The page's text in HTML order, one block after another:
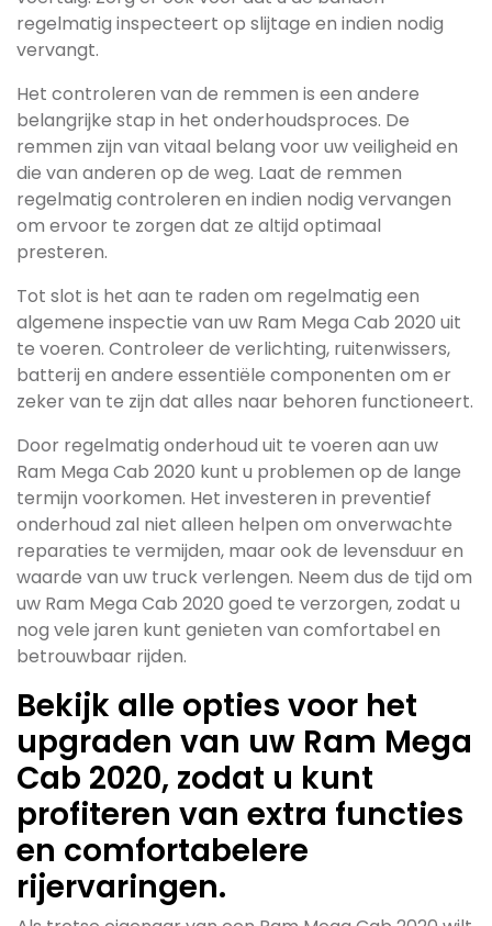
regelmatig inspecteert op slijtage en indien nodig
vervangt.
Het controleren van de remmen is een andere
belangrijke stap in het onderhoudsproces. De
remmen zijn van vitaal belang voor uw veiligheid en
die van anderen op de weg. Laat de remmen
regelmatig controleren en indien nodig vervangen
om ervoor te zorgen dat ze altijd optimaal
presteren.
Tot slot is het aan te raden om regelmatig een
algemene inspectie van uw Ram Mega Cab 2020 uit
te voeren. Controleer de verlichting, ruitenwissers,
batterij en andere essentiële componenten om er
zeker van te zijn dat alles naar behoren functioneert.
Door regelmatig onderhoud uit te voeren aan uw
Ram Mega Cab 2020 kunt u problemen op de lange
termijn voorkomen. Het investeren in preventief
onderhoud zal niet alleen helpen om onverwachte
reparaties te vermijden, maar ook de levensduur en
waarde van uw truck verlengen. Neem dus de tijd om
uw Ram Mega Cab 2020 goed te verzorgen, zodat u
nog vele jaren kunt genieten van comfortabel en
betrouwbaar rijden.
Bekijk alle opties voor het
upgraden van uw Ram Mega
Cab 2020, zodat u kunt
profiteren van extra functies
en comfortabelere
rijervaringen.